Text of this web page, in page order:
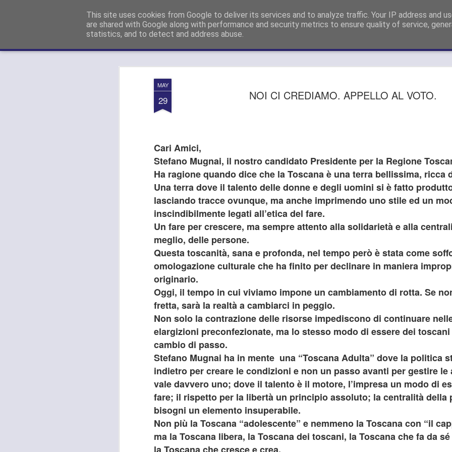
MAY
29 NOI CI CREDIAMO. APPELLO AL VOTO.
Cari Amici,
Stefano Mugnai, il nostro candidato Presidente per la Regione
Ha ragione quando dice che la Toscana è una terra bellissima, ricca
Una terra dove il talento delle donne e degli uomini si è fatto
lasciando tracce ovunque, ma anche imprimendo uno stile ed un
inscindibilmente legati all’etica del fare.
Un fare per crescere, ma sempre attento alla solidarietà e alla
meglio, delle persone.
Questa toscanità, sana e profonda, nel tempo però è stata come
omologazione culturale che ha finito per declinare in maniera
originario.
Oggi, il tempo in cui viviamo impone un cambiamento di rotta. Se
fretta, sarà la realtà a cambiarci in peggio.
Non solo la contrazione delle risorse impediscono di continuare
elargizioni preconfezionate, ma lo stesso modo di essere dei
cambio di passo.
Stefano Mugnai ha in mente una “Toscana Adulta” dove la politica
indietro per creare le condizioni e non un passo avanti per gestire
vale davvero uno; dove il talento è il motore, l’impresa un modo di
fare; il rispetto per la libertà un principio assoluto; la centralità della
bisogni un elemento insuperabile.
Non più la Toscana “adolescente” e nemmeno la Toscana con “il
ma la Toscana libera, la Toscana dei toscani, la Toscana che fa da
This site uses cookies from Google to deliver its services and to analyze traffic. Your IP address and
are shared with Google along with performance and security metrics to ensure quality of service,
statistics, and to detect and address abuse.
Paolo GANDOLA (Forza Italia): Consigliere Metropolitano a Firenze e Capogruppo Forza Italia Consiglio
26
SI
GUARDIA MEDICA,
SMANTELLAMENTO
la conferenza dei sindaci
(Firenze, Empoli, Prato e
della società della salute
che rappresentano. Non
ed unica contro lo
AUG